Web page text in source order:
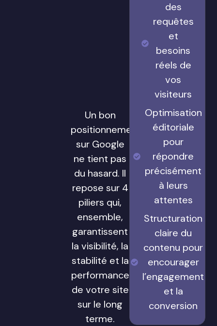
Un bon
positionnement
sur Google
ne tient pas
du hasard. Il
repose sur 4
piliers qui,
ensemble,
garantissent
la visibilité, la
stabilité et la
performance
de votre site
sur le long
terme.
des
requêtes
et
besoins
réels de
vos
visiteurs
Optimisation
éditoriale
pour
répondre
précisément
à leurs
attentes
Structuration
claire du
contenu pour
encourager
l’engagement
et la
conversion